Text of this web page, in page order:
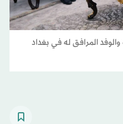
المرافق له في بغداد